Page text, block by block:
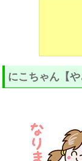
にこちゃん【